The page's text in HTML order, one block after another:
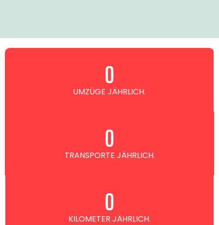
UMZÜGE JÄHRLICH.
0
TRANSPORTE JÄHRLICH.
0
KILOMETER JÄHRLICH.
0